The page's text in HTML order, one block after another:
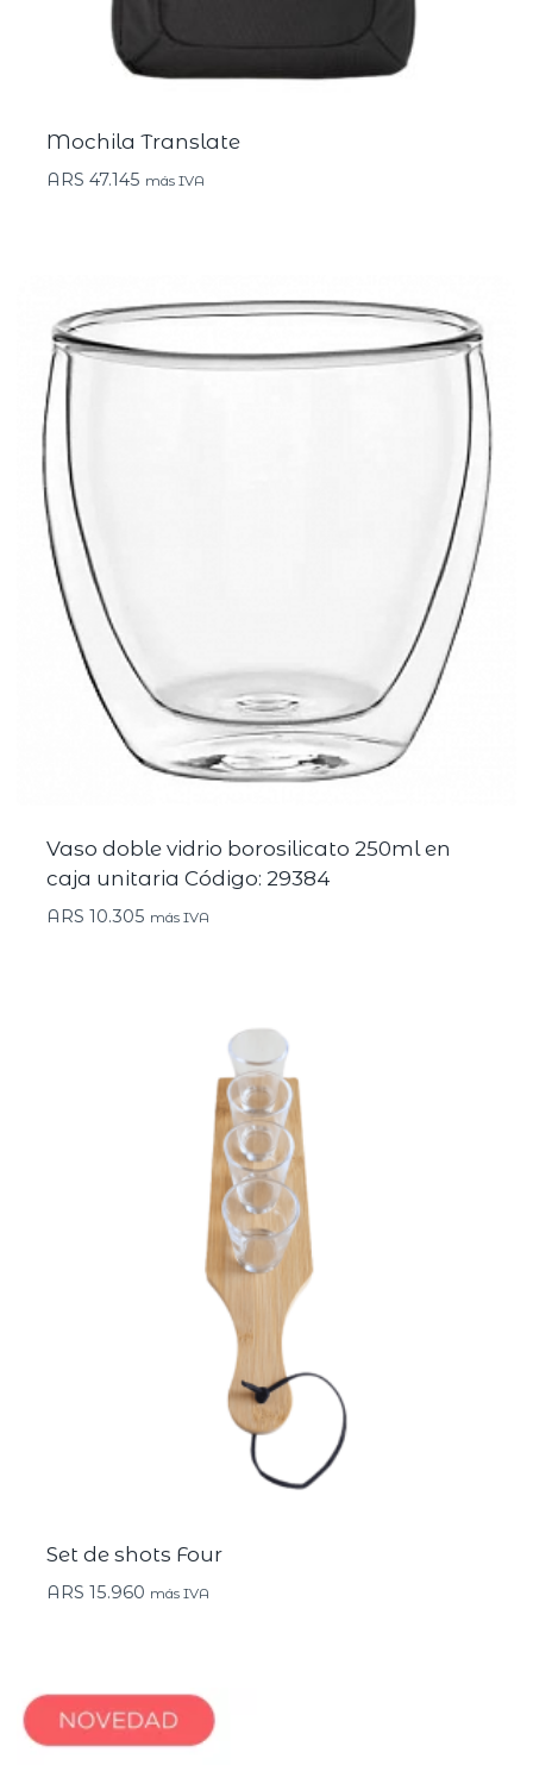
Mochila Translate
ARS 47.145 más IVA
Vaso doble vidrio borosilicato 250ml en
caja unitaria Código: 29384
ARS 10.305 más IVA
Set de shots Four
ARS 15.960 más IVA